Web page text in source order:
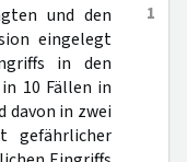
1
und den
eingelegt
in den
10 Fällen in
davon in zwei
gefährlicher